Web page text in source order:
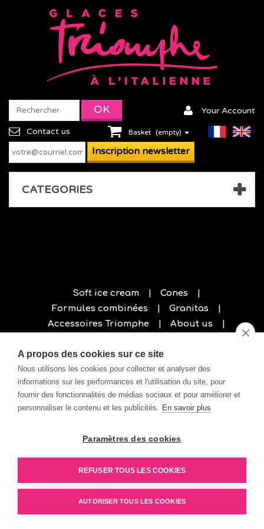
Your Account
Contact us Basket (empty)
CATEGORIES
Soft ice cream
Cones
Formules combinées
Granitas
Accessoires Triomphe
About us
A propos des cookies sur ce site
Nous utilisons les cookies pour collecter et analyser des
informations sur les performances et l'utilisation du site, pour
fournir des fonctionnalités de médias sociaux et pour améliorer et
personnaliser le contenu et les publicités. En savoir plus
Paramètres des cookies
REFUSER TOUS LES COOKIES
AUTORISER TOUS LES COOKIES